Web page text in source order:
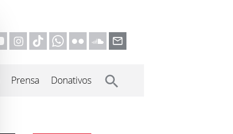
Prensa Donativos